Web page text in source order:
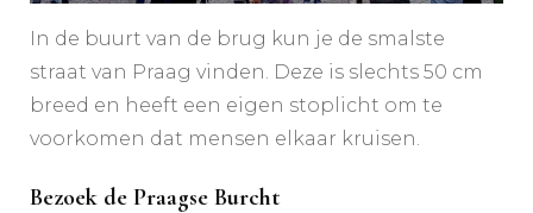
In de buurt van de brug kun je de smalste
straat van Praag vinden. Deze is slechts 50 cm
breed en heeft een eigen stoplicht om te
voorkomen dat mensen elkaar kruisen.
Bezoek de Praagse Burcht